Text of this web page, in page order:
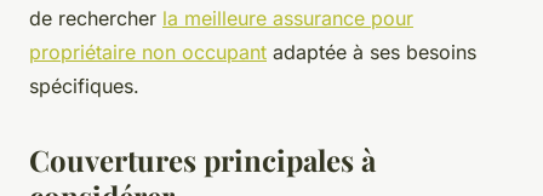
de rechercher la meilleure assurance pour
propriétaire non occupant adaptée à ses besoins
spécifiques.
Couvertures principales à